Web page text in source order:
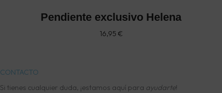
Pendiente exclusivo Helena
16,95 €
CONTACTO
Si tienes cualquier duda, ¡estamos aquí para ayudarte!